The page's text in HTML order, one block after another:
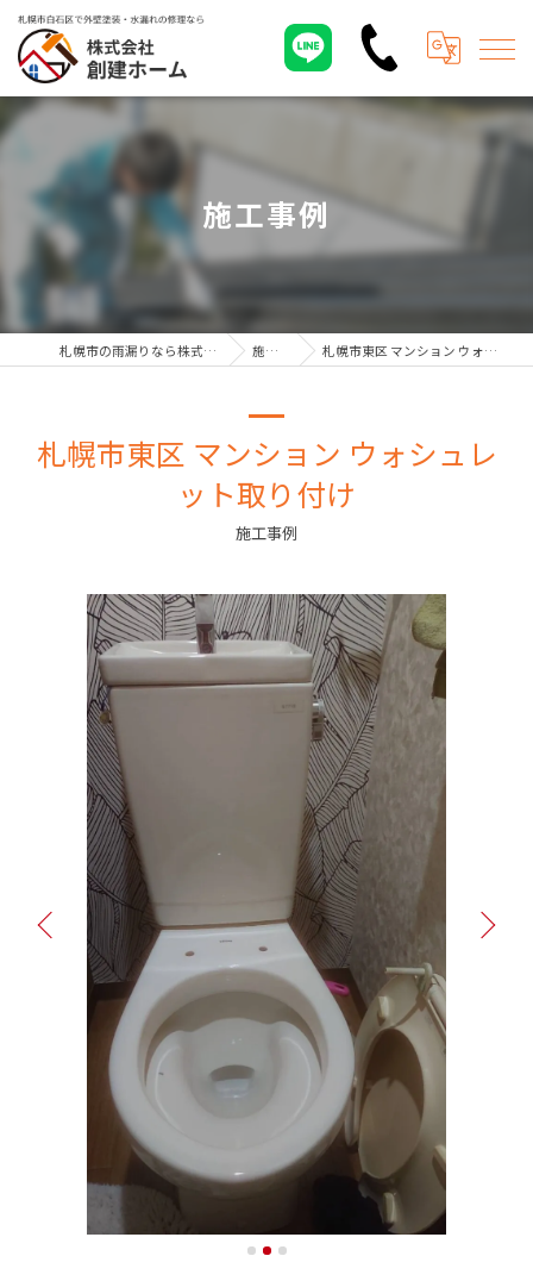
施工事例
札幌市の雨漏りなら株式会社創建ホーム 施工事例 札幌市東区 マンション ウォシュレット取り付け
施工事例
札幌市東区 マンション ウォシュレ
ット取り付け